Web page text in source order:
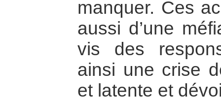
manquer. Ces
aussi d’une
vis des
ainsi une crise
et latente et